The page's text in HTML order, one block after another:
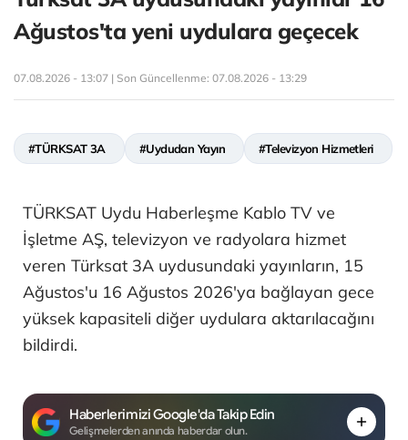
Ağustos'ta yeni uydulara geçecek
07.08.2026 - 13:07 | Son Güncellenme: 07.08.2026 - 13:29
#TÜRKSAT 3A #Uydudan Yayın #Televizyon Hizmetleri
TÜRKSAT Uydu Haberleşme Kablo TV ve
İşletme AŞ, televizyon ve radyolara hizmet
veren Türksat 3A uydusundaki yayınların, 15
Ağustos'u 16 Ağustos 2026'ya bağlayan gece
yüksek kapasiteli diğer uydulara aktarılacağını
bildirdi.
Haberlerimizi Google'da Takip Edin
Gelişmelerden anında haberdar olun.